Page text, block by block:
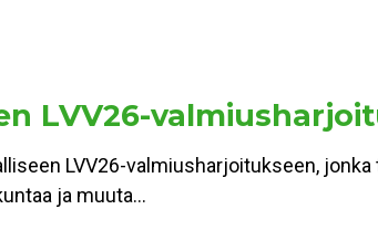
LVV26-
LVV26-valmiusharjoitukseen, jonka
ja muuta…